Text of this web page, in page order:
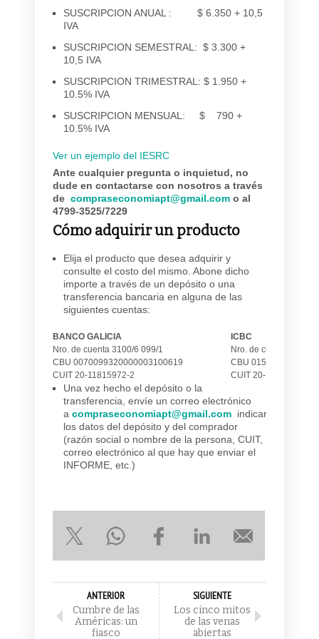
SUSCRIPCION ANUAL : $ 6.350 + 10,5
IVA
SUSCRIPCION SEMESTRAL: $ 3.300 +
10,5 IVA
SUSCRIPCION TRIMESTRAL: $ 1.950 +
10.5% IVA
SUSCRIPCION MENSUAL: $ 790 +
10.5% IVA
Ver un ejemplo del IESRC
Ante cualquier pregunta o inquietud, no
dude en contactarse con nosotros a través
de compraseconomiapt@gmail.com o al
4799-3525/7229
Cómo adquirir un producto
Elija el producto que desea adquirir y
consulte el costo del mismo. Abone dicho
importe a través de un depósito o una
transferencia bancaria en alguna de las
siguientes cuentas:
BANCO GALICIA
ICBC
Nro. de cuenta 3100/6 099/1
Nro. de cuenta 0521/
CBU 0070099320000003100619
CBU
CUIT 20-11815972-2
CUIT 20-11815972-2
Una vez hecho el depósito o la
transferencia, envíe un correo electrónico
a compraseconomiapt@gmail.com indicando:
los datos del depósito y del comprador
(razón social o nombre de la persona, CUIT,
correo electrónico al que hay que enviar el
INFORME, etc.)
ANTERIOR
Cumbre de las
Américas: un
fiasco
SIGUIENTE
Los cinco mitos
de las venas
abiertas